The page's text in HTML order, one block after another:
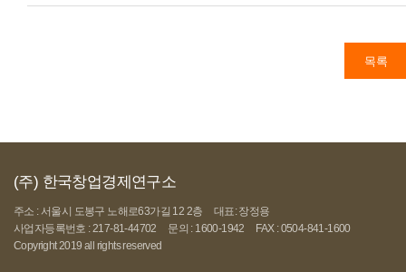
목록
(주) 한국창업경제연구소
주소 : 서울시 도봉구 노해로63가길 12 2층
대표: 장정용
사업자등록번호 : 217-81-44702
문의 : 1600-1942
FAX : 0504-841-1600
Copyright 2019 all rights reserved